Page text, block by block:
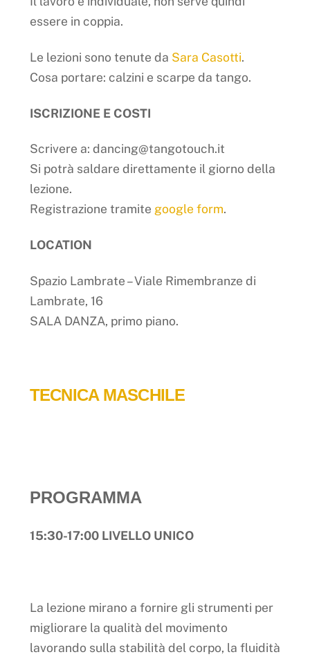
essere in coppia.
Le lezioni sono tenute da Sara Casotti.
Cosa portare: calzini e scarpe da tango.
ISCRIZIONE E COSTI
Scrivere a: dancing@tangotouch.it
Si potrà saldare direttamente il giorno della
lezione.
Registrazione tramite google form.
LOCATION
Spazio Lambrate – Viale Rimembranze di
Lambrate, 16
SALA DANZA, primo piano.
TECNICA MASCHILE
PROGRAMMA
15:30-17:00 LIVELLO UNICO
La lezione mirano a fornire gli strumenti per
migliorare la qualità del movimento
lavorando sulla stabilità del corpo, la fluidità